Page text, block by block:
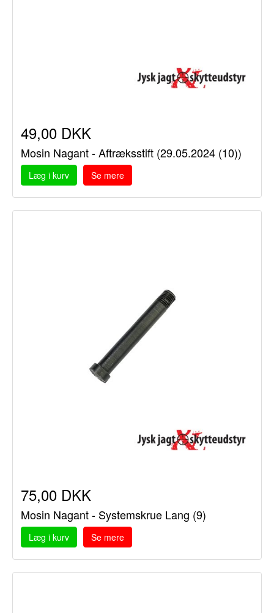
49,00 DKK
Mosin Nagant - Aftræksstift (29.05.2024 (10))
Læg i kurv Se mere
75,00 DKK
Mosin Nagant - Systemskrue Lang (9)
Læg i kurv Se mere